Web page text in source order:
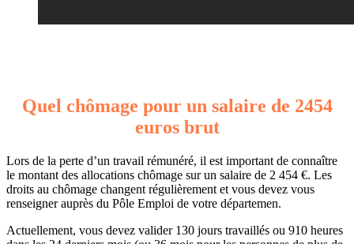
Quel chômage pour un salaire de 2454
euros brut
Lors de la perte d’un travail rémunéré, il est important de connaître
le montant des allocations chômage sur un salaire de 2 454 €. Les
droits au chômage changent régulièrement et vous devez vous
renseigner auprès du Pôle Emploi de votre départemen.
Actuellement, vous devez valider 130 jours travaillés ou 910 heures